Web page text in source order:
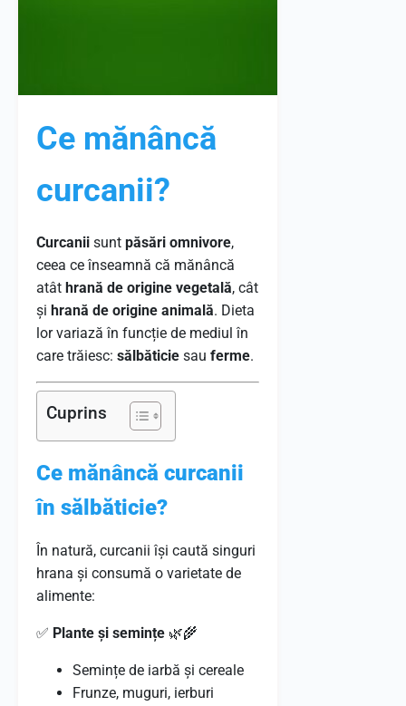
Ce mănâncă
curcanii?
Curcanii sunt păsări omnivore,
ceea ce înseamnă că mănâncă
atât hrană de origine vegetală, cât
și hrană de origine animală. Dieta
lor variază în funcție de mediul în
care trăiesc: sălbăticie sau ferme.
Cuprins
Ce mănâncă curcanii
în sălbăticie?
În natură, curcanii își caută singuri
hrana și consumă o varietate de
alimente:
✅ Plante și semințe 🌿🌾
Semințe de iarbă și cereale
Frunze, muguri, ierburi